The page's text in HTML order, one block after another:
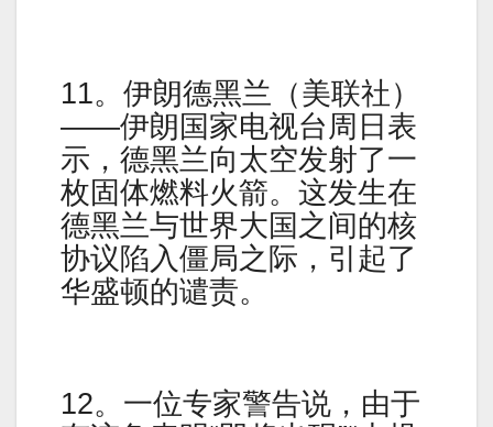
11。伊朗德黑兰（美联社）
——伊朗国家电视台周日表
示，德黑兰向太空发射了一
枚固体燃料火箭。这发生在
德黑兰与世界大国之间的核
协议陷入僵局之际，引起了
华盛顿的谴责。
12。一位专家警告说，由于